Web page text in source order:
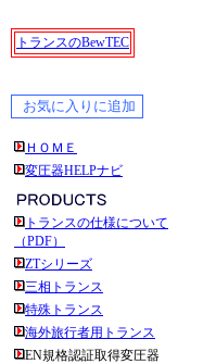
トランスのBewTEC
ＨＯＭＥ
変圧器HELPナビ
トランスの仕様について
（PDF）
ZTシリーズ
三相トランス
特殊トランス
海外旅行者用トランス
EN規格認証取得変圧器